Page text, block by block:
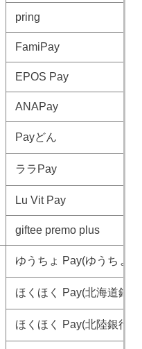
pring
FamiPay
EPOS Pay
ANAPay
Payどん
ララPay
Lu Vit Pay
giftee premo plus
ゆうちょ Pay(ゆうちょ
ほくほく Pay(北海道銀
ほくほく Pay(北陸銀行)